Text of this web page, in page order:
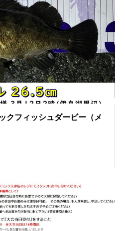
フィッシュダービー（メ